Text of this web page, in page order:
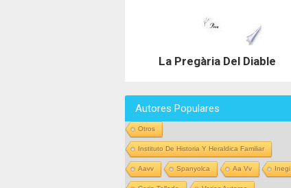
La Pregària Del Diable
Autores Populares
Otros
Instituto De Historia Y Heraldica Familiar
Aavv Spanyolca Aa Vv Inegi